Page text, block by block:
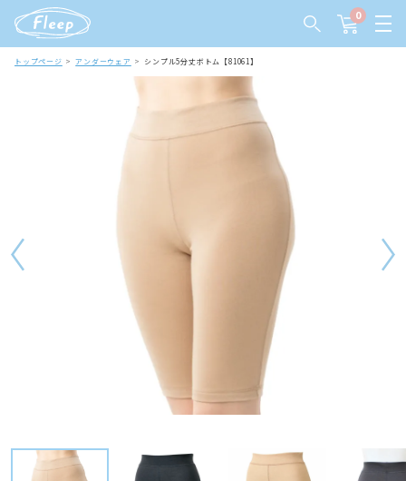
0
トップページ アンダーウェア シンプル5分丈ボトム【81061】